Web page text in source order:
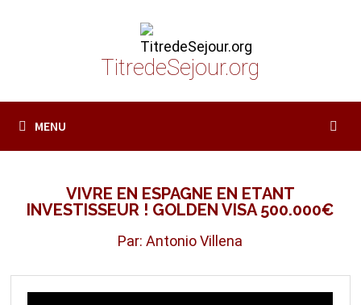
TitredeSejour.org
MENU
VIVRE EN ESPAGNE EN ETANT
INVESTISSEUR ! GOLDEN VISA 500.000€
Par: Antonio Villena